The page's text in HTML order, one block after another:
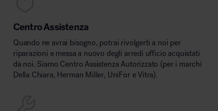
Centro Assistenza
Quando ne avrai bisogno, potrai rivolgerti a noi per
riparazioni e messa a nuovo degli arredi ufficio acquistati
da noi. Siamo Centro Assistenza Autorizzato (per i marchi
Della Chiara, Herman Miller, UniFor e Vitra).